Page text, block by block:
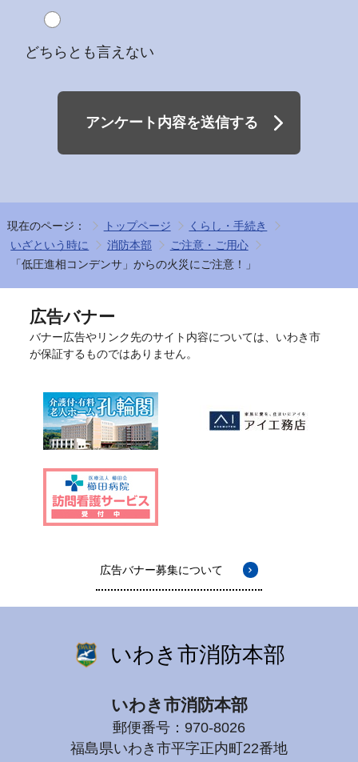
どちらとも言えない
アンケート内容を送信する
現在のページ： トップページ
くらし・手続き
いざという時に
消防本部
ご注意・ご用心
「低圧進相コンデンサ」からの火災にご注意！」
広告バナー
バナー広告やリンク先のサイト内容については、いわき市
が保証するものではありません。
広告バナー募集について
いわき市消防本部
いわき市消防本部
郵便番号：970-8026
福島県いわき市平字正内町22番地